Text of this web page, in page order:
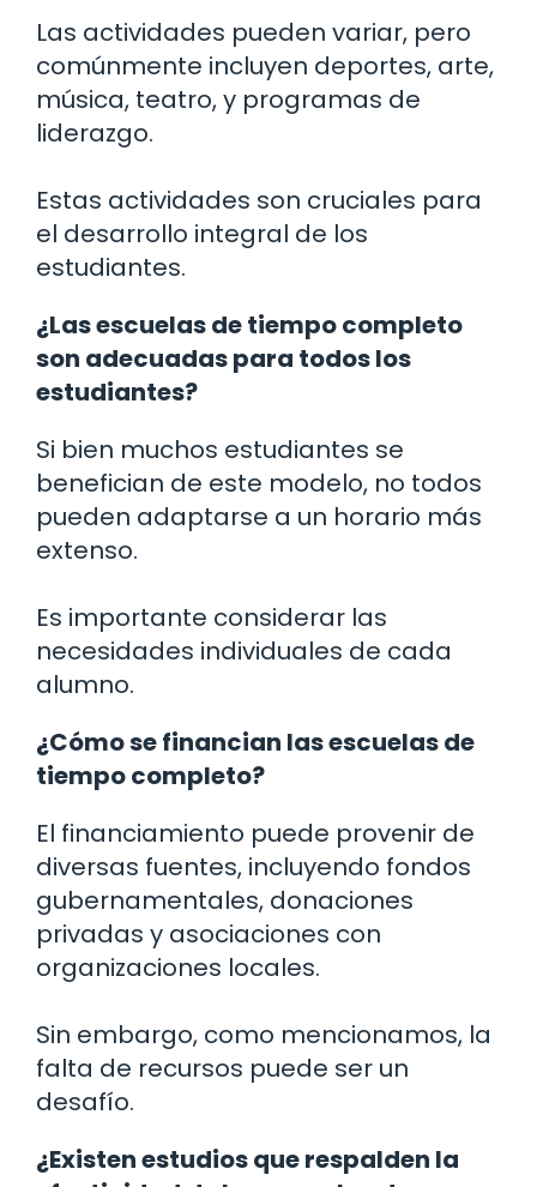
Las actividades pueden variar, pero
comúnmente incluyen deportes, arte,
música, teatro, y programas de
liderazgo.
Estas actividades son cruciales para
el desarrollo integral de los
estudiantes.
¿Las escuelas de tiempo completo
son adecuadas para todos los
estudiantes?
Si bien muchos estudiantes se
benefician de este modelo, no todos
pueden adaptarse a un horario más
extenso.
Es importante considerar las
necesidades individuales de cada
alumno.
¿Cómo se financian las escuelas de
tiempo completo?
El financiamiento puede provenir de
diversas fuentes, incluyendo fondos
gubernamentales, donaciones
privadas y asociaciones con
organizaciones locales.
Sin embargo, como mencionamos, la
falta de recursos puede ser un
desafío.
¿Existen estudios que respalden la